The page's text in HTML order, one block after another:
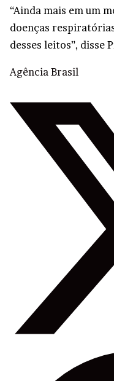
“Ainda mais em um
doenças
desses leitos”, disse
Agência Brasil